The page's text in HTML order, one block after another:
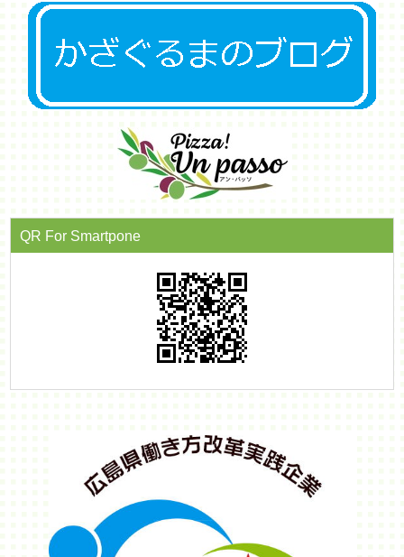
QR For Smartpone